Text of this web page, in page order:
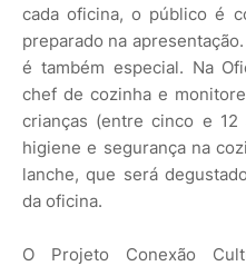
cada oficina, o público é
preparado na
é também especial. Na
chef de cozinha e
crianças (entre cinco e 12
higiene e segurança na
lanche, que será
da oficina.
O Projeto Conexão